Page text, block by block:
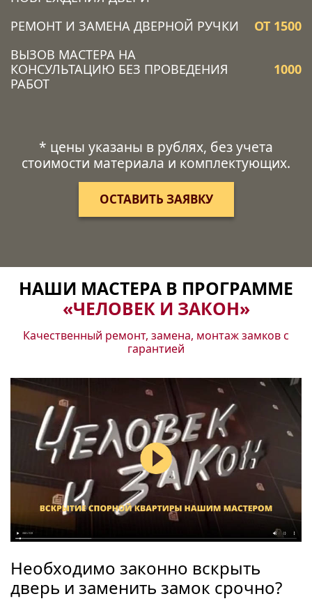
РЕМОНТ И ЗАМЕНА ДВЕРНОЙ РУЧКИ
ОТ 1500
ВЫЗОВ МАСТЕРА НА
КОНСУЛЬТАЦИЮ БЕЗ ПРОВЕДЕНИЯ
РАБОТ
1000
* цены указаны в рублях, без учета
стоимости материала и комплектующих.
ОСТАВИТЬ ЗАЯВКУ
НАШИ МАСТЕРА В ПРОГРАММЕ
«ЧЕЛОВЕК И ЗАКОН»
Качественный ремонт, замена, монтаж замков с
гарантией
Необходимо законно вскрыть
дверь и заменить замок срочно?